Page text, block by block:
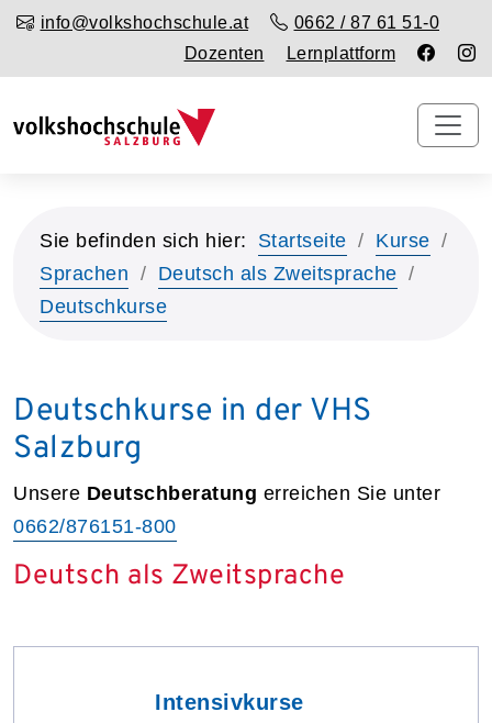
info@volkshochschule.at
0662 / 87 61 51-0
Dozenten
Lernplattform
Sie befinden sich hier: Startseite
Kurse
Sprachen
Deutsch als Zweitsprache
Deutschkurse
Deutschkurse in der VHS
Salzburg
Unsere Deutschberatung erreichen Sie unter
0662/876151-800
Deutsch als Zweitsprache
Intensivkurse